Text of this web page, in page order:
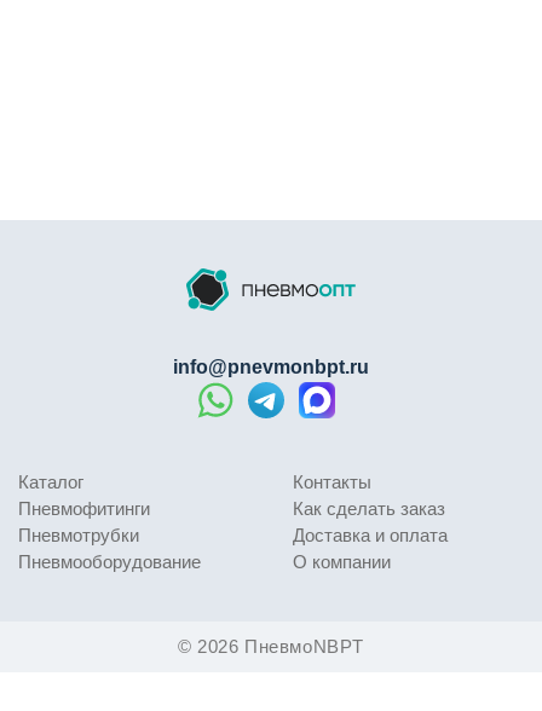
© 2026 ПневмоNBPT
Каталог
Пневмофитинги
Пневмотрубки
Пневмооборудование
Контакты
Как сделать заказ
Доставка и оплата
О компании
info@pnevmonbpt.ru